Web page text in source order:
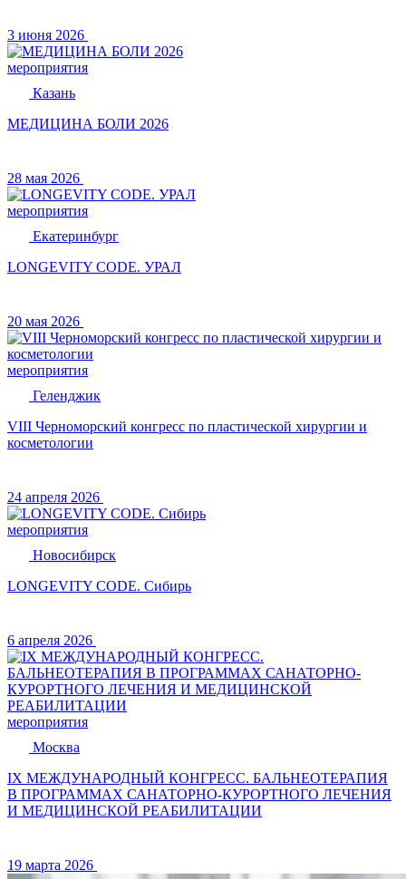
3 июня 2026
мероприятия
Казань
МЕДИЦИНА БОЛИ 2026
28 мая 2026
мероприятия
Екатеринбург
LONGEVITY CODE. УРАЛ
20 мая 2026
мероприятия
Геленджик
VIII Черноморский конгресс по пластической хирургии и
косметологии
24 апреля 2026
мероприятия
Новосибирск
LONGEVITY CODE. Сибирь
6 апреля 2026
мероприятия
Москва
IX МЕЖДУНАРОДНЫЙ КОНГРЕСС. БАЛЬНЕОТЕРАПИЯ
В ПРОГРАММАХ САНАТОРНО-КУРОРТНОГО ЛЕЧЕНИЯ
И МЕДИЦИНСКОЙ РЕАБИЛИТАЦИИ
19 марта 2026